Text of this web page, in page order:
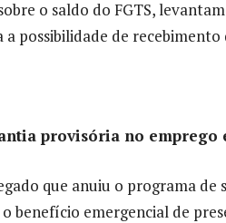
o saldo do FGTS,
a possibilidade de
provisória no emprego
que anuiu o programa
o benefício emergencial de